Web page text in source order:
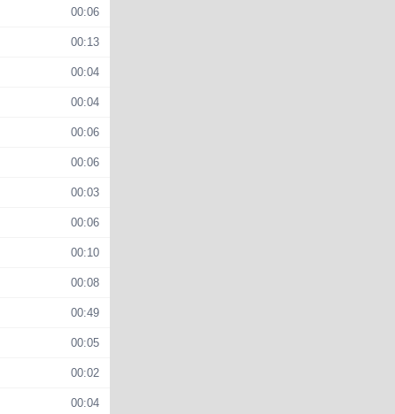
00:06
00:13
00:04
00:04
00:06
00:06
00:03
00:06
00:10
00:08
00:49
00:05
00:02
00:04